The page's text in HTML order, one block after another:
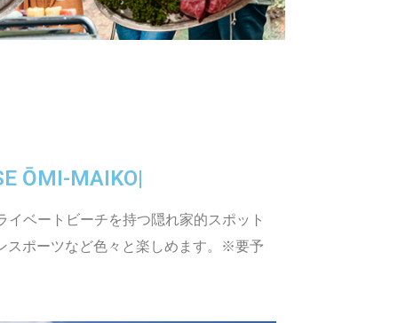
ŌMI-MAIKO|
ベートビーチを持つ隠れ家的スポット
ポーツなど色々と楽しめます。
※要予